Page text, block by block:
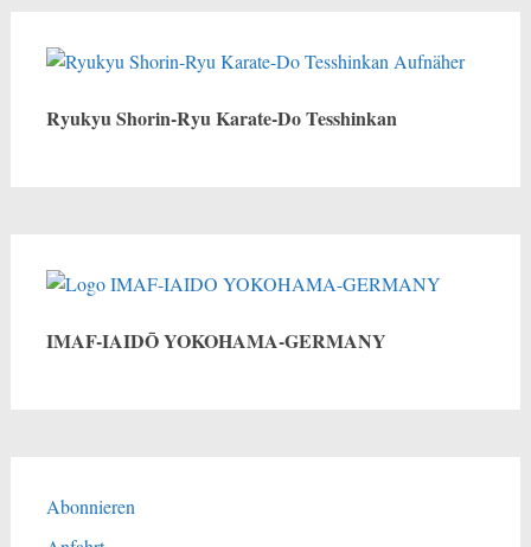
Ryukyu Shorin-Ryu Karate-Do Tesshinkan
IMAF-IAIDŌ YOKOHAMA-GERMANY
Abonnieren